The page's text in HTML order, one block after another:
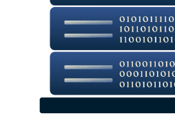
Zaštita na razini mreže i
Zaštitite svoje lozinke uz
Neka svi vaši AI razgovori